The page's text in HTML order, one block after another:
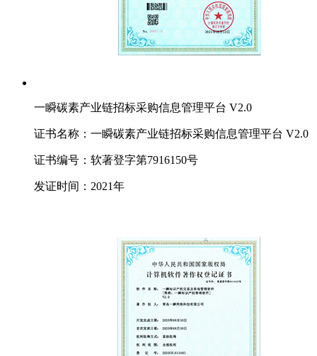
一瞬碳素产业链招标采购信息管理平台 V2.0
证书名称：一瞬碳素产业链招标采购信息管理平台 V2.0
证书编号：软著登字第7916150号
发证时间：2021年